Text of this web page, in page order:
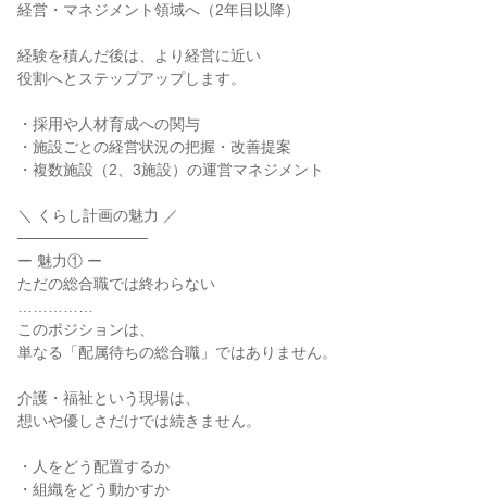
経営・マネジメント領域へ（2年目以降）
経験を積んだ後は、より経営に近い
役割へとステップアップします。
・採用や人材育成への関与
・施設ごとの経営状況の把握・改善提案
・複数施設（2、3施設）の運営マネジメント
＼ くらし計画の魅力 ／
────────────
ー 魅力① ー
ただの総合職では終わらない
このポジションは、
単なる「配属待ちの総合職」ではありません。
介護・福祉という現場は、
想いや優しさだけでは続きません。
・人をどう配置するか
・組織をどう動かすか